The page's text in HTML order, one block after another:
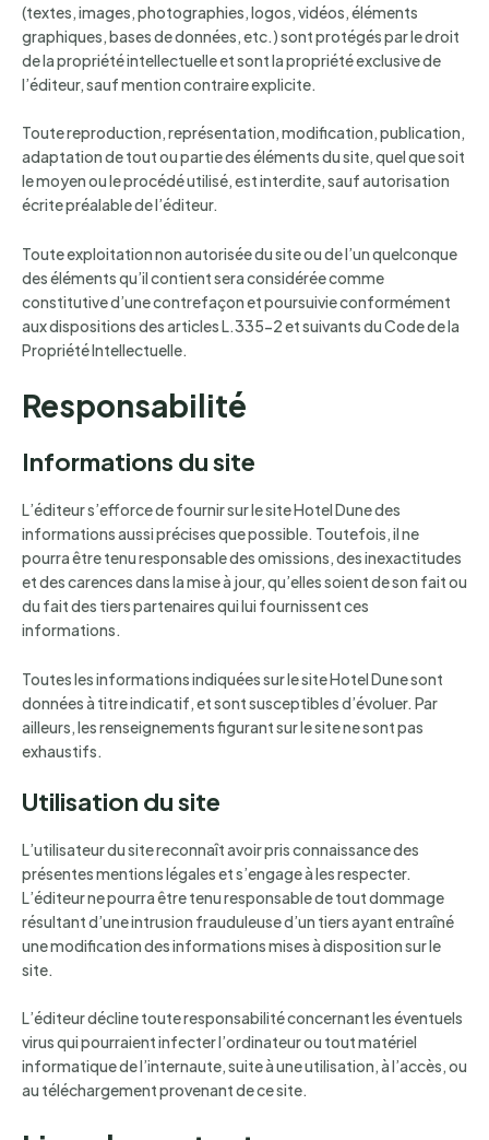
(textes, images, photographies, logos, vidéos, éléments
graphiques, bases de données, etc.) sont protégés par le droit
de la propriété intellectuelle et sont la propriété exclusive de
l’éditeur, sauf mention contraire explicite.
Toute reproduction, représentation, modification, publication,
adaptation de tout ou partie des éléments du site, quel que soit
le moyen ou le procédé utilisé, est interdite, sauf autorisation
écrite préalable de l’éditeur.
Toute exploitation non autorisée du site ou de l’un quelconque
des éléments qu’il contient sera considérée comme
constitutive d’une contrefaçon et poursuivie conformément
aux dispositions des articles L.335-2 et suivants du Code de la
Propriété Intellectuelle.
Responsabilité
Informations du site
L’éditeur s’efforce de fournir sur le site Hotel Dune des
informations aussi précises que possible. Toutefois, il ne
pourra être tenu responsable des omissions, des inexactitudes
et des carences dans la mise à jour, qu’elles soient de son fait ou
du fait des tiers partenaires qui lui fournissent ces
informations.
Toutes les informations indiquées sur le site Hotel Dune sont
données à titre indicatif, et sont susceptibles d’évoluer. Par
ailleurs, les renseignements figurant sur le site ne sont pas
exhaustifs.
Utilisation du site
L’utilisateur du site reconnaît avoir pris connaissance des
présentes mentions légales et s’engage à les respecter.
L’éditeur ne pourra être tenu responsable de tout dommage
résultant d’une intrusion frauduleuse d’un tiers ayant entraîné
une modification des informations mises à disposition sur le
site.
L’éditeur décline toute responsabilité concernant les éventuels
virus qui pourraient infecter l’ordinateur ou tout matériel
informatique de l’internaute, suite à une utilisation, à l’accès, ou
au téléchargement provenant de ce site.